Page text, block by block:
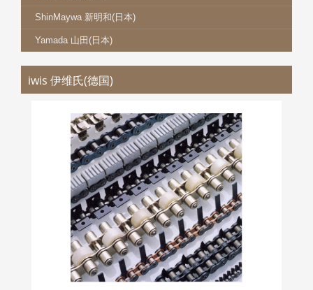
ShinMaywa 新明和(日本)
Yamada 山田(日本)
iwis 伊维氏(德国)
IWIS 伊维氏链条
更多